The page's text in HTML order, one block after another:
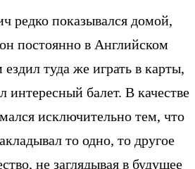
редко показывался домой,
постоянно в Английском
туда же играть в карты,
интересный балет. В качестве
исключительно тем, что
то одно, то другое
не заглядывая в будущее